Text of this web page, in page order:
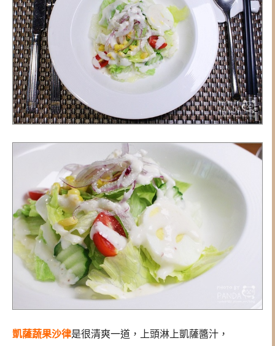
凱薩蔬果沙律是很清爽一道，上頭淋上凱薩醬汁，